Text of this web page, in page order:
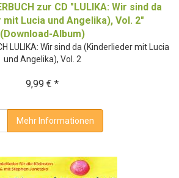
zur CD "LULIKA: Wir sind da
Lucia und Angelika), Vol. 2"
(Download-Album)
LULIKA: Wir sind da (Kinderlieder mit Lucia
und Angelika), Vol. 2
9,99 € *
Mehr Informationen